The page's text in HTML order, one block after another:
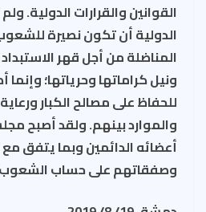
القوانين والقرارات الدولية.
الدولية أن تكون نصيرة
المناضلة من أجل قهر
ونيل كراماتها وحرياتها؛
للحفاظ على مصالح الكبار
والموارد بينهم. ولقد أصبح
أعضائه الدائمين وبما يتفق
وصفقاتهم على حساب